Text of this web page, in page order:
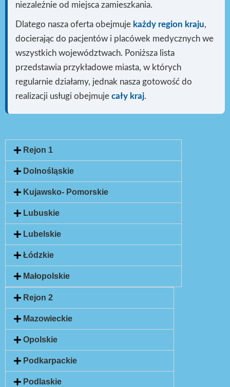
niezależnie od miejsca zamieszkania.
Dlatego nasza oferta obejmuje każdy region kraju,
docierając do pacjentów i placówek medycznych we
wszystkich województwach. Poniższa lista
przedstawia przykładowe miasta, w których
regularnie działamy, jednak nasza gotowość do
realizacji usługi obejmuje cały kraj.
Rejon 2
Mazowieckie
Opolskie
Podkarpackie
Podlaskie
Rejon 1
Dolnośląskie
Kujawsko- Pomorskie
Lubuskie
Lubelskie
Łódzkie
Małopolskie